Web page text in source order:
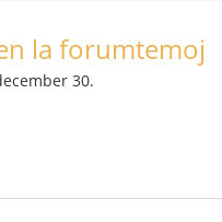
la forumtemoj
30.